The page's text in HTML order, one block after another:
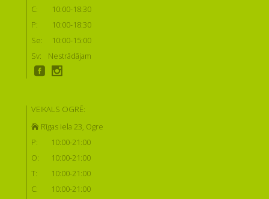
C:
10:00-18:30
P:
10:00-18:30
Se:
10:00-15:00
Sv:
Nestrādājam
VEIKALS OGRĒ:
Rīgas iela 23, Ogre
P:
10:00-21:00
O:
10:00-21:00
T:
10:00-21:00
C:
10:00-21:00